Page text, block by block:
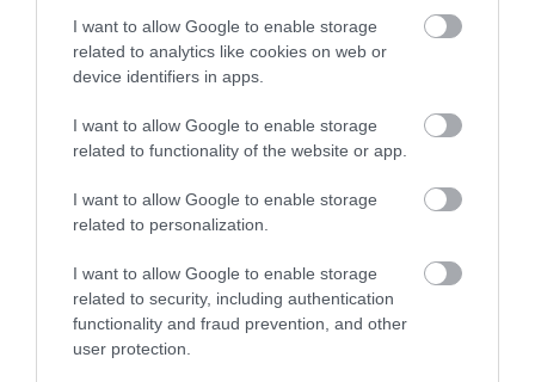
I want to allow Google to enable storage
related to analytics like cookies on web or
device identifiers in apps.
I want to allow Google to enable storage
related to functionality of the website or app.
I want to allow Google to enable storage
related to personalization.
I want to allow Google to enable storage
related to security, including authentication
functionality and fraud prevention, and other
user protection.
PRONEWS.GR /ΜΠΑΣΚΕΤ
Ποια Βιλερμπάν; – Κίνηση «ρουά ματ»
από ελληνική ομάδα που έκανε δικό της
τον ταλαντούχο Φρανσίσκο της Ζαλγκίρις